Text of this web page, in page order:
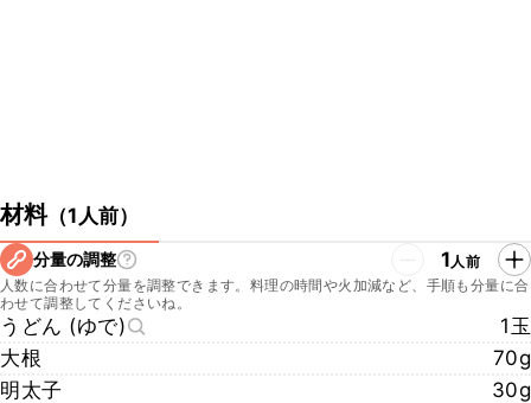
材料（1人前）
分量の調整 1人前
人数に合わせて分量を調整できます。料理の時間や火加減など、手順も分量に合
わせて調整してくださいね。
うどん (ゆで)
1玉
大根
70g
明太子
30g